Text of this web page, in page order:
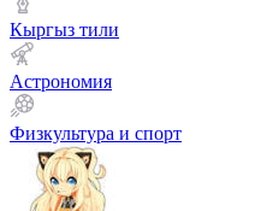
Кыргыз тили
Астрономия
Физкультура и спорт